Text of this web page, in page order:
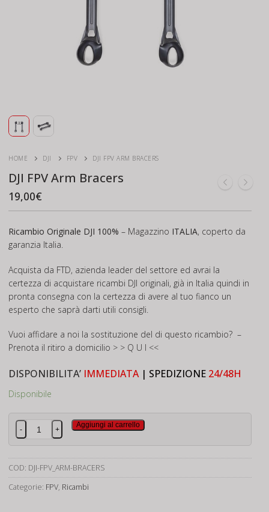
HOME DJI FPV DJI FPV ARM BRACERS
DJI FPV Arm Bracers
19,00€
Ricambio Originale DJI 100% – Magazzino ITALIA, coperto da
garanzia Italia.
Acquista da FTD, azienda leader del settore ed avrai la
certezza di acquistare ricambi DJI originali, già in Italia quindi in
pronta consegna con la certezza di avere al tuo fianco un
esperto che saprà darti utili consigli.
Vuoi affidare a noi la sostituzione del di questo ricambio? –
Prenota il ritiro a domicilio > > Q U I <<
DISPONIBILITA’ IMMEDIATA | SPEDIZIONE 24/48H
Disponibile
DJI
FPV
Bracers
quantità
- +
Aggiungi al carrello
COD: DJI-FPV_ARM-BRACERS
Categorie: FPV, Ricambi